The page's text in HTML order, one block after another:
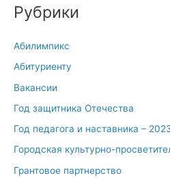
Рубрики
Абилимпикс
Абитуриенту
Вакансии
Год защитника Отечества
Год педагога и наставника –
Городская культурно-
Грантовое партнерство